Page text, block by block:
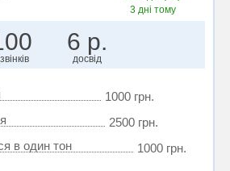
3 дні тому
6 р.
досвід
1000 грн.
2500 грн.
в один тон
1000 грн.